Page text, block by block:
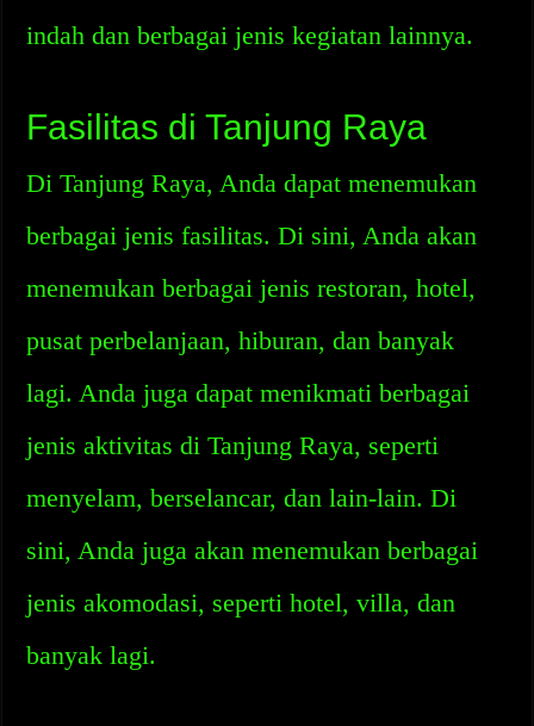
indah dan berbagai jenis kegiatan lainnya.
Fasilitas di Tanjung Raya
Di Tanjung Raya, Anda dapat menemukan
berbagai jenis fasilitas. Di sini, Anda akan
menemukan berbagai jenis restoran, hotel,
pusat perbelanjaan, hiburan, dan banyak
lagi. Anda juga dapat menikmati berbagai
jenis aktivitas di Tanjung Raya, seperti
menyelam, berselancar, dan lain-lain. Di
sini, Anda juga akan menemukan berbagai
jenis akomodasi, seperti hotel, villa, dan
banyak lagi.